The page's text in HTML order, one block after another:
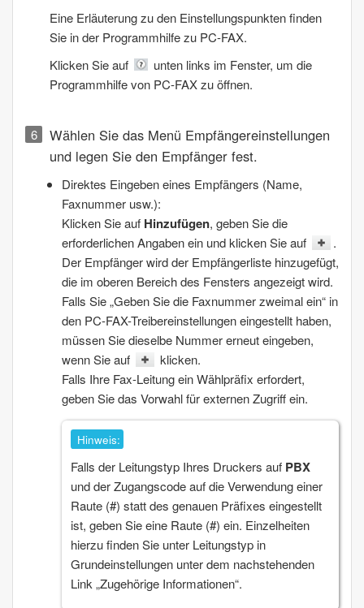
Eine Erläuterung zu den Einstellungspunkten finden
Sie in der Programmhilfe zu PC-FAX.
Klicken Sie auf
unten links im Fenster, um die
Programmhilfe von PC-FAXzu öffnen.
Wählen Sie das Menü Empfängereinstellungen
und legen Sie den Empfänger fest.
Direktes Eingeben eines Empfängers (Name,
Faxnummer usw.):
Klicken Sie auf Hinzufügen, geben Sie die
erforderlichen Angaben ein und klicken Sie auf
.
Der Empfänger wird der Empfängerliste hinzugefügt,
die im oberen Bereich des Fensters angezeigt wird.
Falls Sie „Geben Sie die Faxnummer zweimal ein“ in
den PC-FAX-Treibereinstellungen eingestellt haben,
müssen Sie dieselbe Nummer erneut eingeben,
wenn Sie auf
klicken.
Falls Ihre Fax-Leitung ein Wählpräfix erfordert,
geben Sie das Vorwahl für externen Zugriffein.
Hinweis:
Falls der LeitungstypIhres Druckers auf PBX
und der Zugangscode auf die Verwendung einer
Raute (#) statt des genauen Präfixes eingestellt
ist, geben Sie eine Raute (#) ein. Einzelheiten
hierzu finden Sie unter Leitungstypin
Grundeinstellungenunter dem nachstehenden
Link „Zugehörige Informationen“.